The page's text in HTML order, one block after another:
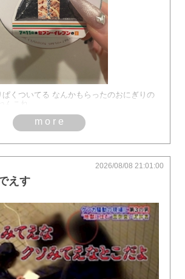
ぱくついてる なんかもらったのおにぎりの
んこれ
more
えす
2026/08/08 21:01:00